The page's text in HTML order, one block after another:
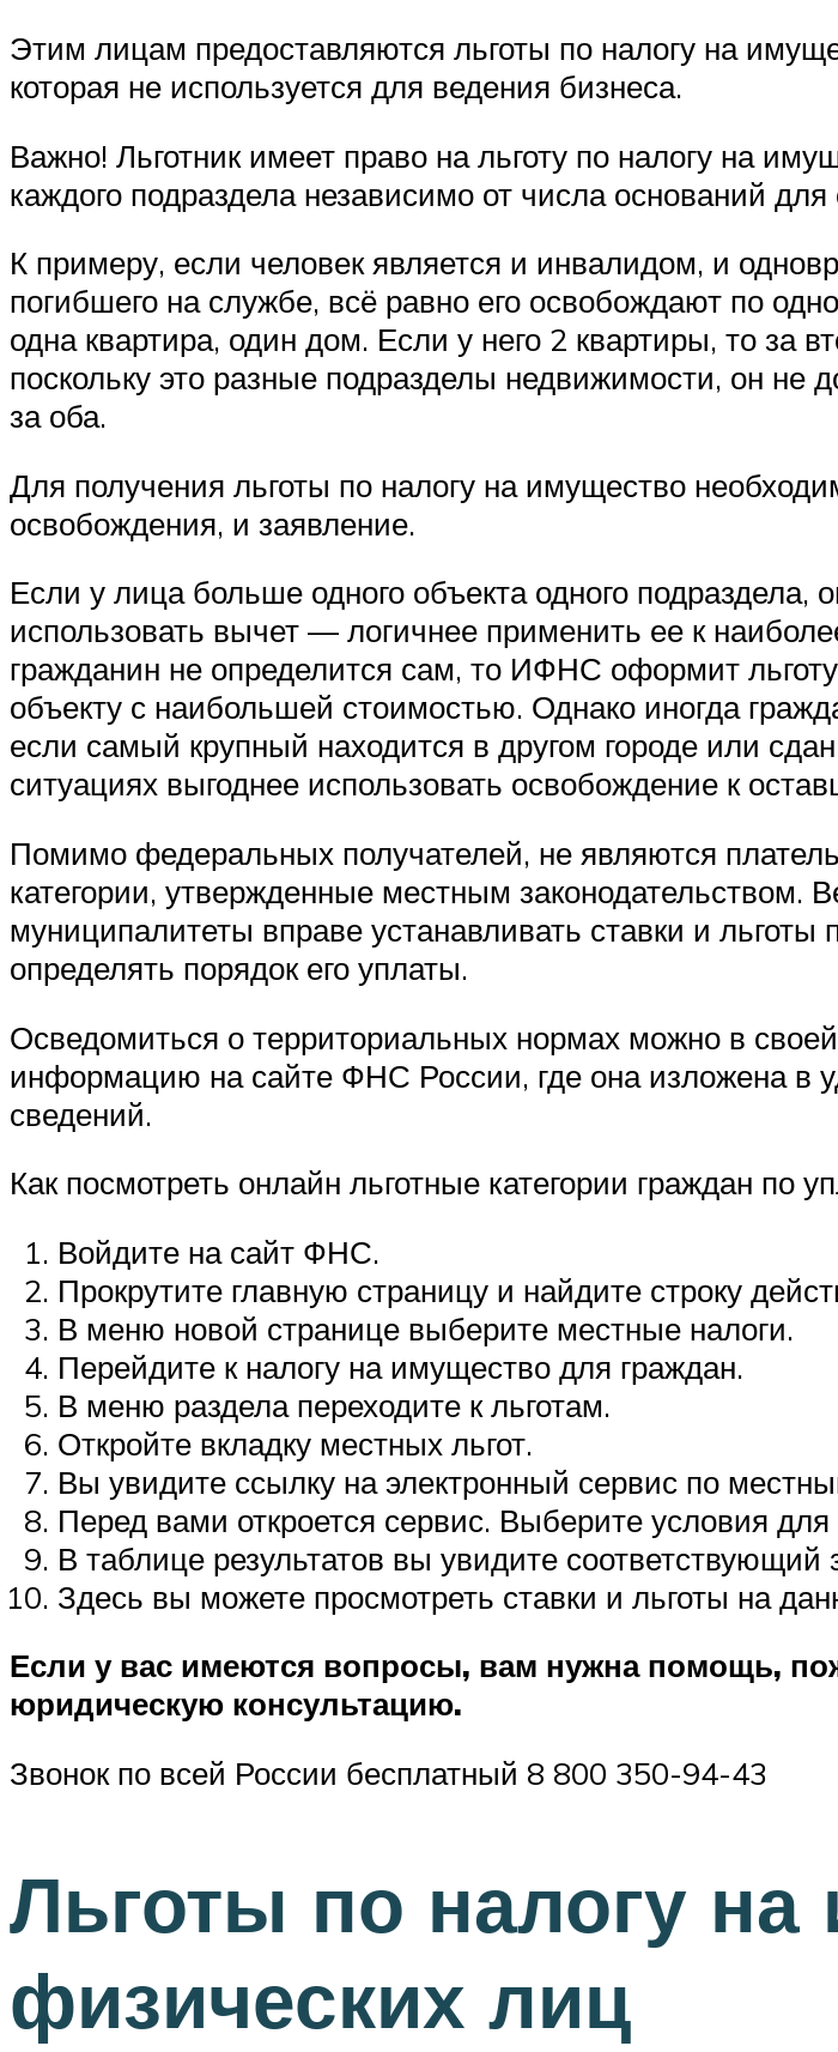
Этим лицам предоставляются льготы по налогу на
которая не используется для ведения бизнеса.
Важно! Льготник имеет право на льготу по налогу на
каждого подраздела независимо от числа оснований
К примеру, если человек является и инвалидом, и
погибшего на службе, всё равно его освобождают по
одна квартира, один дом. Если у него 2 квартиры, то за
поскольку это разные подразделы недвижимости, он
за оба.
Для получения льготы по налогу на имущество
освобождения, и заявление.
Если у лица больше одного объекта одного подраздела,
использовать вычет — логичнее применить ее к
гражданин не определится сам, то ИФНС оформит
объекту с наибольшей стоимостью. Однако иногда
если самый крупный находится в другом городе или
ситуациях выгоднее использовать освобождение к
Помимо федеральных получателей, не являются
категории, утвержденные местным законодательством.
муниципалитеты вправе устанавливать ставки и
определять порядок его уплаты.
Осведомиться о территориальных нормах можно в
информацию на сайте ФНС России, где она изложена в
сведений.
Как посмотреть онлайн льготные категории граждан по
Войдите на сайт ФНС.
Прокрутите главную страницу и найдите строку
В меню новой странице выберите местные налоги.
Перейдите к налогу на имущество для граждан.
В меню раздела переходите к льготам.
Откройте вкладку местных льгот.
Вы увидите ссылку на электронный сервис по
Перед вами откроется сервис. Выберите условия для
В таблице результатов вы увидите соответствующий
Здесь вы можете просмотреть ставки и льготы на
Если у вас имеются вопросы, вам нужна помощь,
юридическую консультацию.
Звонок по всей России бесплатный 8 800 350-94-43
Льготы по налогу
физических лиц